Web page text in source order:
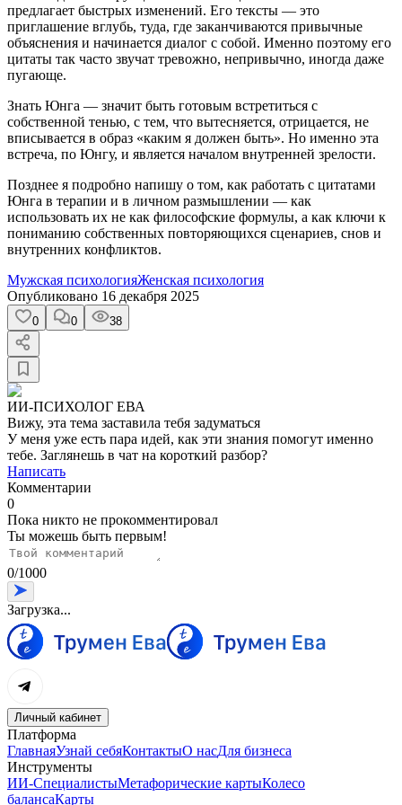
предлагает быстрых изменений. Его тексты — это
приглашение вглубь, туда, где заканчиваются привычные
объяснения и начинается диалог с собой. Именно поэтому его
цитаты так часто звучат тревожно, непривычно, иногда даже
пугающе.
Знать Юнга — значит быть готовым встретиться с
собственной тенью, с тем, что вытесняется, отрицается, не
вписывается в образ «каким я должен быть». Но именно эта
встреча, по Юнгу, и является началом внутренней зрелости.
Позднее я подробно напишу о том, как работать с цитатами
Юнга в терапии и в личном размышлении — как
использовать их не как философские формулы, а как ключи к
пониманию собственных повторяющихся сценариев, снов и
внутренних конфликтов.
Мужская психологияЖенская психология
Опубликовано 16 декабря 2025
0 0 38
ИИ-ПСИХОЛОГ ЕВА
Вижу, эта тема заставила тебя задуматься
У меня уже есть пара идей, как эти знания помогут именно
тебе. Заглянешь в чат на короткий разбор?
Написать
Комментарии
0
Пока никто не прокомментировал
Ты можешь быть первым!
0/1000
Загрузка...
Личный кабинет
Платформа
ГлавнаяУзнай себяКонтактыО насДля бизнеса
Инструменты
ИИ-СпециалистыМетафорические картыКолесо
балансаКарты